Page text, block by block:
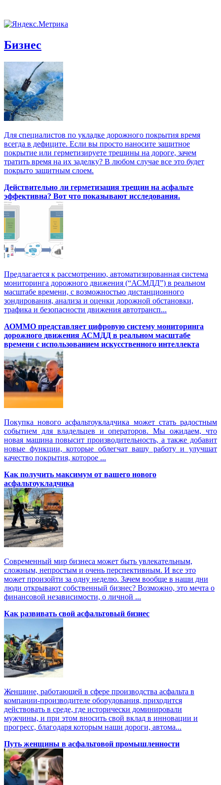
Бизнес
Для специалистов по укладке дорожного покрытия время
всегда в дефиците. Если вы просто наносите защитное
покрытие или герметизируете трещины на дороге, зачем
тратить время на их заделку? В любом случае все это будет
покрыто защитным слоем.
Действительно ли герметизация трещин на асфальте
эффективна? Вот что показывают исследования.
Предлагается к рассмотрению, автоматизированная система
мониторинга дорожного движения (“АСМДД”) в реальном
масштабе времени, с возможностью дистанционного
зондирования, анализа и оценки дорожной обстановки,
трафика и безопасности движения автотрансп...
АОММО представляет цифровую cистему мониторинга
дорожного движения АСМДД в реальном масштабе
времени с использованием искусственного интеллекта
Покупка нового асфальтоукладчика может стать радостным
событием для владельцев и операторов. Мы ожидаем, что
новая машина повысит производительность, а также добавит
новые функции, которые облегчат вашу работу и улучшат
качество покрытия, которое ...
Как получить максимум от вашего нового
асфальтоукладчика
Современный мир бизнеса может быть увлекательным,
сложным, непростым и очень перспективным. И все это
может произойти за одну неделю. Зачем вообще в наши дни
люди открывают собственный бизнес? Возможно, это мечта о
финансовой независимости, о личной ...
Как развивать свой асфальтовый бизнес
Женщине, работающей в сфере производства асфальта в
компании-производителе оборудования, приходится
действовать в среде, где исторически доминировали
мужчины, и при этом вносить свой вклад в инновации и
прогресс, благодаря которым наши дороги, автома...
Путь женщины в асфальтовой промышленности